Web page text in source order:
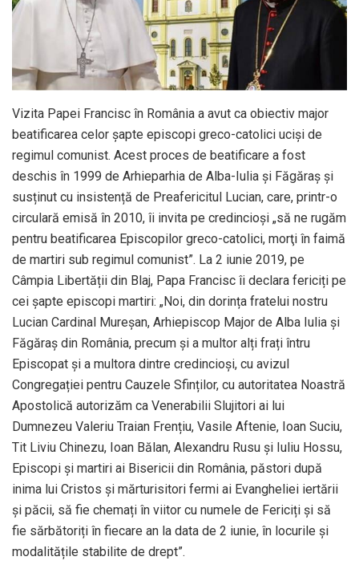
Vizita Papei Francisc în România a avut ca obiectiv major
beatificarea celor șapte episcopi greco-catolici uciși de
regimul comunist. Acest proces de beatificare a fost
deschis în 1999 de Arhieparhia de Alba-Iulia și Făgăraș și
susținut cu insistență de Preafericitul Lucian, care, printr-o
circulară emisă în 2010, îi invita pe credincioşi „să ne rugăm
pentru beatificarea Episcopilor greco-catolici, morţi în faimă
de martiri sub regimul comunist”. La 2 iunie 2019, pe
Câmpia Libertății din Blaj, Papa Francisc îi declara fericiți pe
cei șapte episcopi martiri: „Noi, din dorința fratelui nostru
Lucian Cardinal Mureșan, Arhiepiscop Major de Alba Iulia și
Făgăraș din România, precum și a multor alți frați întru
Episcopat și a multora dintre credincioși, cu avizul
Congregației pentru Cauzele Sfinților, cu autoritatea Noastră
Apostolică autorizăm ca Venerabilii Slujitori ai lui
Dumnezeu Valeriu Traian Frențiu, Vasile Aftenie, Ioan Suciu,
Tit Liviu Chinezu, Ioan Bălan, Alexandru Rusu și Iuliu Hossu,
Episcopi și martiri ai Bisericii din România, păstori după
inima lui Cristos și mărturisitori fermi ai Evangheliei iertării
și păcii, să fie chemați în viitor cu numele de Fericiți și să
fie sărbătoriți în fiecare an la data de 2 iunie, în locurile și
modalitățile stabilite de drept”.